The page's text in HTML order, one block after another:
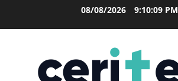
08/08/2026 9:10:09 PM